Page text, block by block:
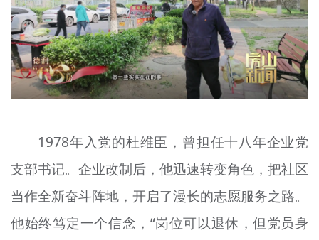
资料库
+
1978年入党的杜维臣，曾担任十八年企业党
支部书记。企业改制后，他迅速转变角色，把社区
当作全新奋斗阵地，开启了漫长的志愿服务之路。
他始终笃定一个信念，“岗位可以退休，但党员身